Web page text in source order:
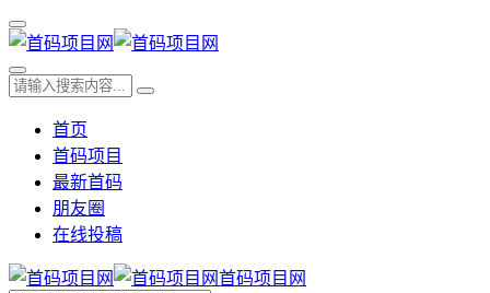
首页
首码项目
最新首码
朋友圈
在线投稿
首码项目网